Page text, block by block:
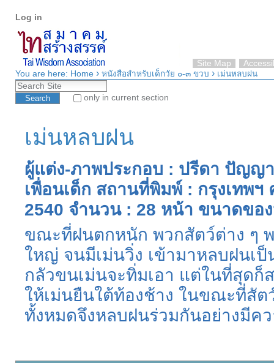
content.
Skip
to
navigation
Site Map
tools
Log in
You are here: Home › หนังสือสำหรับเด็กวัย ๐-๓ ขวบ › เม่นหลบฝน
Search Site
only in current section
เม่นหลบฝน
ผู้แต่ง-ภาพประกอบ : ปรีดา ปัญญ
เพื่อนเด็ก สถานที่พิมพ์ : กรุงเทพ
2540 จํานวน : 28 หน้า ขนาดขอ
ขณะที่ฝนตกหนัก พวกสัตว์ต่าง ๆ
ใหญ่ จนมีเม่นวิ่ง เข้ามาหลบฝนเ
กลัวขนเม่นจะทิ่มเอา แต่ในที่สุดก็
ให้เม่นยืนใต้ท้องช้าง ในขณะที่สั
ทั้งหมดจึงหลบฝนร่วมกันอย่างมีค